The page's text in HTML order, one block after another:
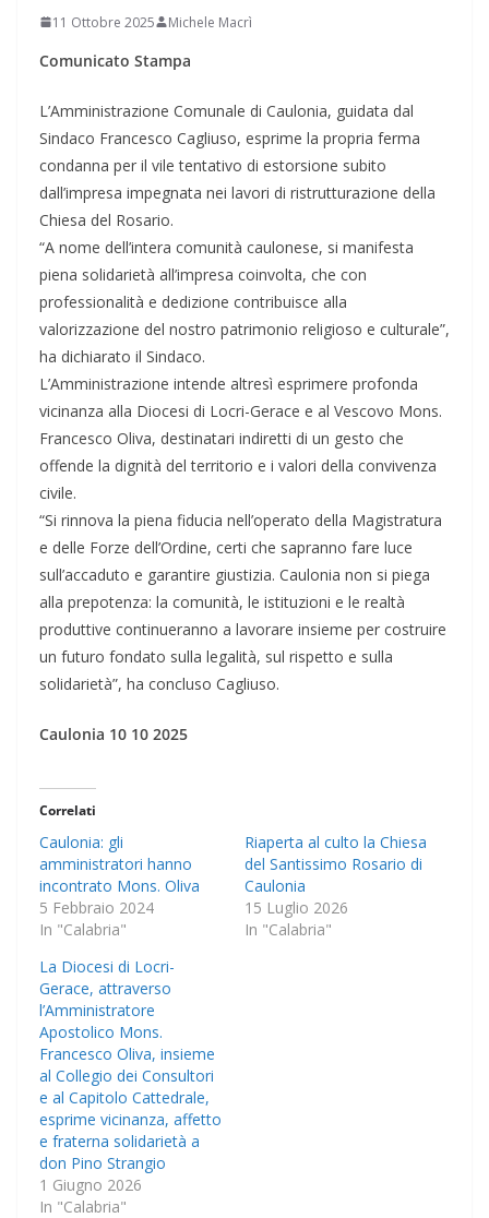
11 Ottobre 2025 Michele Macrì
Comunicato Stampa
L’Amministrazione Comunale di Caulonia, guidata dal
Sindaco Francesco Cagliuso, esprime la propria ferma
condanna per il vile tentativo di estorsione subito
dall’impresa impegnata nei lavori di ristrutturazione della
Chiesa del Rosario.
“A nome dell’intera comunità caulonese, si manifesta
piena solidarietà all’impresa coinvolta, che con
professionalità e dedizione contribuisce alla
valorizzazione del nostro patrimonio religioso e culturale”,
ha dichiarato il Sindaco.
L’Amministrazione intende altresì esprimere profonda
vicinanza alla Diocesi di Locri-Gerace e al Vescovo Mons.
Francesco Oliva, destinatari indiretti di un gesto che
offende la dignità del territorio e i valori della convivenza
civile.
“Si rinnova la piena fiducia nell’operato della Magistratura
e delle Forze dell’Ordine, certi che sapranno fare luce
sull’accaduto e garantire giustizia. Caulonia non si piega
alla prepotenza: la comunità, le istituzioni e le realtà
produttive continueranno a lavorare insieme per costruire
un futuro fondato sulla legalità, sul rispetto e sulla
solidarietà”, ha concluso Cagliuso.
Caulonia 10 10 2025
Correlati
Caulonia: gli
amministratori hanno
incontrato Mons. Oliva
5 Febbraio 2024
In "Calabria"
Riaperta al culto la Chiesa
del Santissimo Rosario di
Caulonia
15 Luglio 2026
In "Calabria"
La Diocesi di Locri-
Gerace, attraverso
l’Amministratore
Apostolico Mons.
Francesco Oliva, insieme
al Collegio dei Consultori
e al Capitolo Cattedrale,
esprime vicinanza, affetto
e fraterna solidarietà a
don Pino Strangio
1 Giugno 2026
In "Calabria"